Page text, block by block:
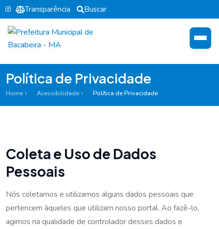
Transparência Buscar
Política de Privacidade
Home Acessibilidade Política de Privacidade
Coleta e Uso de Dados
Pessoais
Nós coletamos e utilizamos alguns dados pessoais que
pertencem àqueles que utilizam nosso portal. Ao fazê-lo,
agimos na qualidade de controlador desses dados e